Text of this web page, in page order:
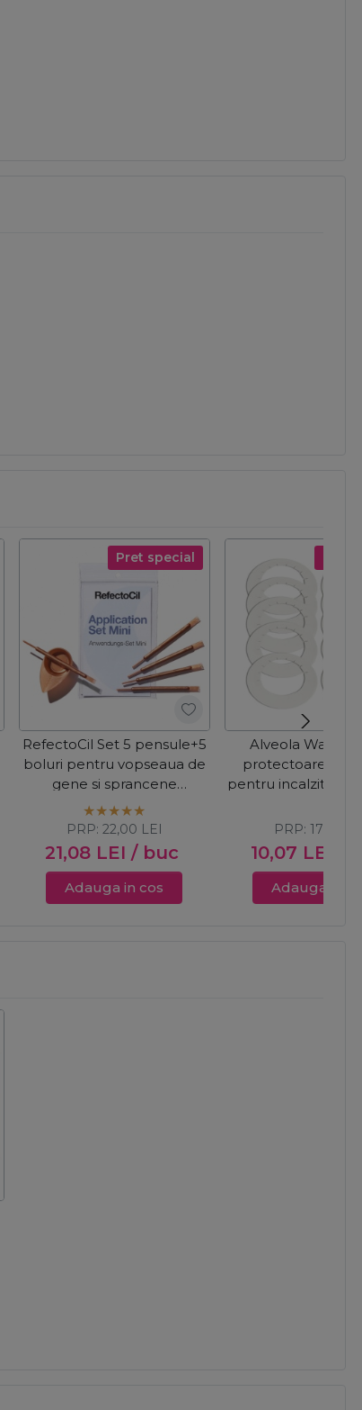
Pret special
RefectoCil Set 5 pensule+5
boluri pentru vopseaua de
gene si sprancene
Application Set Mini
21,08 LEI / buc
PRP: 22,00 LEI
Adauga in cos
Alveola Waxing
protectoare din
pentru incalzitorul
10,07 LEI
PRP:17,98
Adauga in